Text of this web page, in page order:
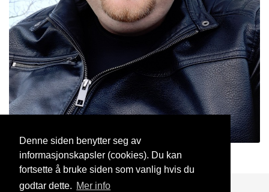
Denne siden benytter seg av
informasjonskapsler (cookies). Du kan
fortsette å bruke siden som vanlig hvis du
godtar dette. Mer info
Bamse1982 30 Jun, 2020
Blogg Support Kontakt oss